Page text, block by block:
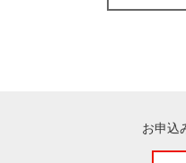
お申込